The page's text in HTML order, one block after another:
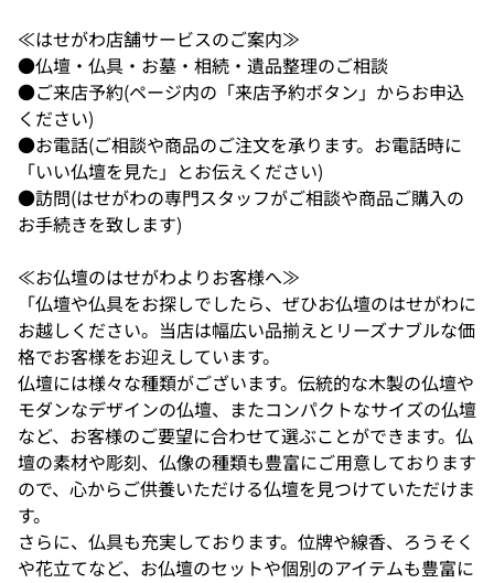
≪はせがわ店舗サービスのご案内≫
●仏壇・仏具・お墓・相続・遺品整理のご相談
●ご来店予約(ページ内の「来店予約ボタン」からお申込
ください)
●お電話(ご相談や商品のご注文を承ります。お電話時に
「いい仏壇を見た」とお伝えください)
●訪問(はせがわの専門スタッフがご相談や商品ご購入の
お手続きを致します)
≪お仏壇のはせがわよりお客様へ≫
「仏壇や仏具をお探しでしたら、ぜひお仏壇のはせがわに
お越しください。当店は幅広い品揃えとリーズナブルな価
格でお客様をお迎えしています。
仏壇には様々な種類がございます。伝統的な木製の仏壇や
モダンなデザインの仏壇、またコンパクトなサイズの仏壇
など、お客様のご要望に合わせて選ぶことができます。仏
壇の素材や彫刻、仏像の種類も豊富にご用意しております
ので、心からご供養いただける仏壇を見つけていただけま
す。
さらに、仏具も充実しております。位牌や線香、ろうそく
や花立てなど、お仏壇のセットや個別のアイテムも豊富に